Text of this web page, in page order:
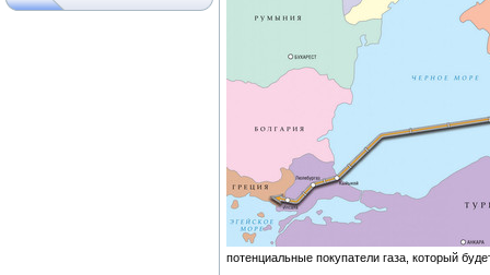
потенциальные покупатели газа, который